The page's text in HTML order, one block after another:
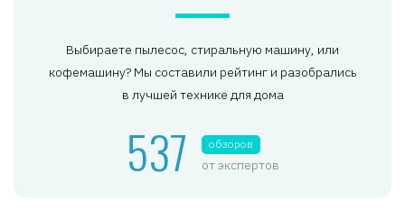
Выбираете пылесос, стиральную машину, или
кофемашину? Мы составили рейтинг и разобрались
в лучшей технике для дома
537 обзоров
от экспертов